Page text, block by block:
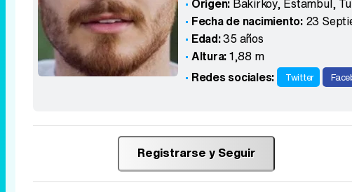
Origen: Bakirkoy, Estambul,
Fecha de nacimiento: 23
Edad:35 años
Altura:1,88 m
Redes sociales:
Twitter
Registrarse y Seguir